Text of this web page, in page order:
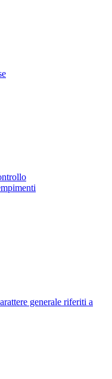
generale riferiti a